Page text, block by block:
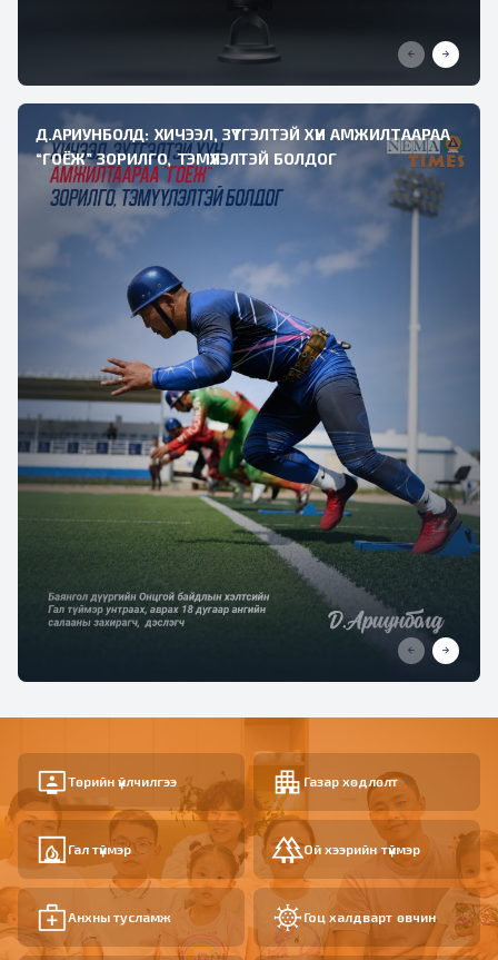
Д.АРИУНБОЛД: ХИЧЭЭЛ, ЗҮТГЭЛТЭЙ ХҮН АМЖИЛТААРАА
“ГОЁЖ” ЗОРИЛГО, ТЭМҮҮЛЭЛТЭЙ БОЛДОГ
Төрийн үйлчилгээ Газар хөдлөлт
Гал түймэр Ой хээрийн түймэр
Анхны тусламж Гоц халдварт өвчин